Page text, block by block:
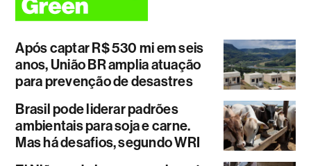
Após captar R$ 530 mi em seis
anos, União BR amplia atuação
para prevenção de desastres
Brasil pode liderar padrões
ambientais para soja e carne.
Mas há desafios, segundo WRI